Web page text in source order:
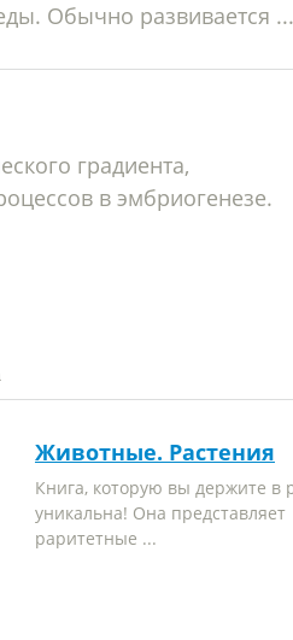
Обычно развивается ...
градиента,
в эмбриогенезе.
Животные. Растения
Книга, которую вы держите в
уникальна! Она представляет
раритетные ...